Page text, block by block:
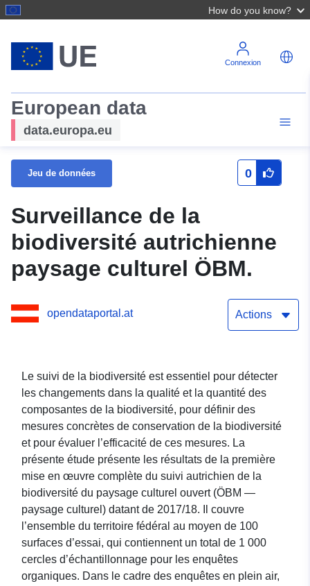
How do you know?
Connexion
European data
data.europa.eu
Jeu de données 0
Surveillance de la
biodiversité autrichienne
paysage culturel ÖBM.
opendataportal.at Actions
Le suivi de la biodiversité est essentiel pour détecter
les changements dans la qualité et la quantité des
composantes de la biodiversité, pour définir des
mesures concrètes de conservation de la biodiversité
et pour évaluer l’efficacité de ces mesures. La
présente étude présente les résultats de la première
mise en œuvre complète du suivi autrichien de la
biodiversité du paysage culturel ouvert (ÖBM —
paysage culturel) datant de 2017/18. Il couvre
l’ensemble du territoire fédéral au moyen de 100
surfaces d’essai, qui contiennent un total de 1 000
cercles d’échantillonnage pour les enquêtes
organiques. Dans le cadre des enquêtes en plein air,